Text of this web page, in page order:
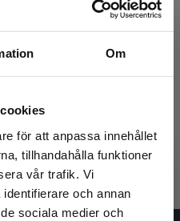
Om
för att anpassa innehållet
tillhandahålla funktioner
vår trafik. Vi
och annan
sociala medier och
i Sverige
(red.)